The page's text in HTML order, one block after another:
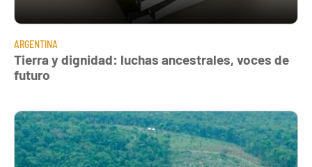
ARGENTINA
Tierra y dignidad: luchas ancestrales, voces de
futuro